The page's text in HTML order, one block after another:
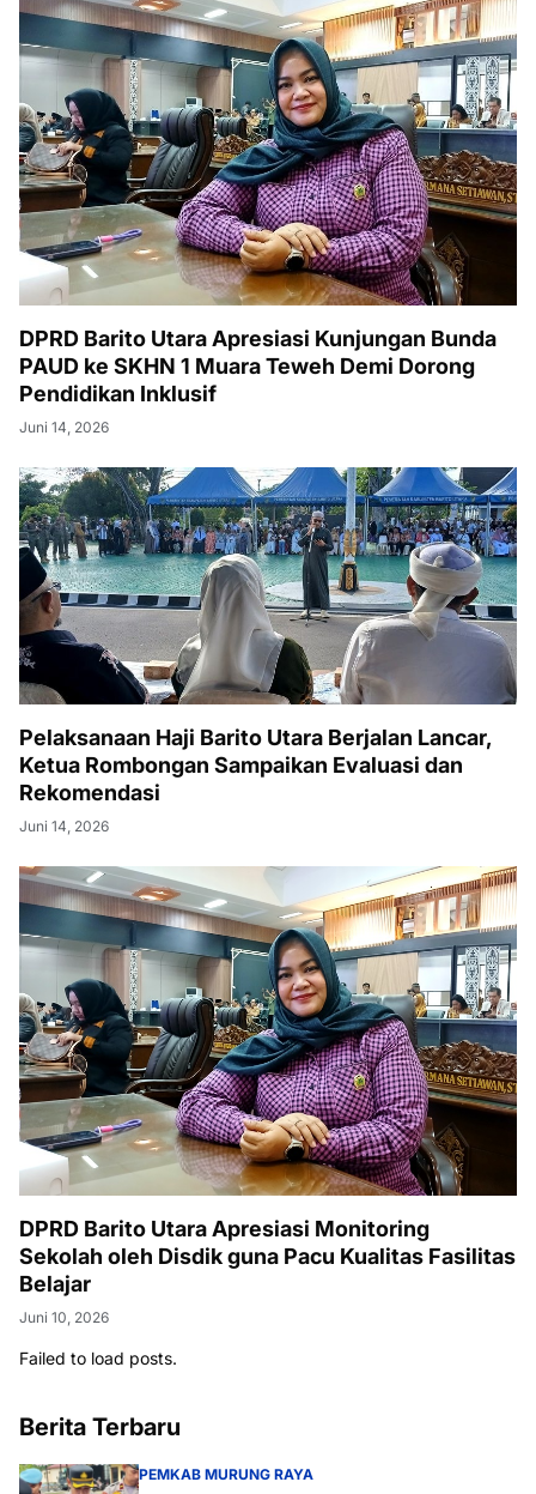
DPRD Barito Utara Apresiasi Kunjungan Bunda
PAUD ke SKHN 1 Muara Teweh Demi Dorong
Pendidikan Inklusif
Juni 14, 2026
Pelaksanaan Haji Barito Utara Berjalan Lancar,
Ketua Rombongan Sampaikan Evaluasi dan
Rekomendasi
Juni 14, 2026
DPRD Barito Utara Apresiasi Monitoring
Sekolah oleh Disdik guna Pacu Kualitas Fasilitas
Belajar
Juni 10, 2026
Failed to load posts.
Berita Terbaru
PEMKAB MURUNG RAYA